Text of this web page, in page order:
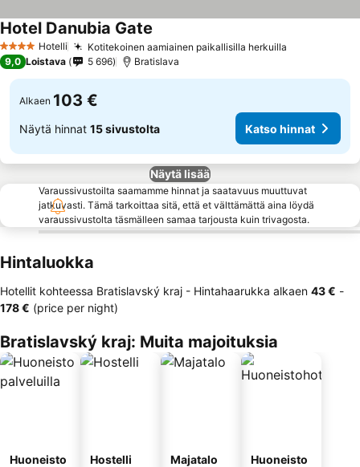
4 Tähtiluokitus
Hotelli Kotitekoinen aamiainen paikallisilla herkuilla
Hotel Danubia Gate
9,0 Loistava 5 696 Bratislava
Alkaen 103 €
Näytä hinnat 15 sivustolta Katso hinnat
Näytä lisää
Varaussivustoilta saamamme hinnat ja saatavuus muuttuvat
jatkuvasti. Tämä tarkoittaa sitä, että et välttämättä aina löydä
varaussivustolta täsmälleen samaa tarjousta kuin trivagosta.
Hintaluokka
Hotellit kohteessa Bratislavský kraj - Hintahaarukka alkaen ‎43 € -
‎178 € (price per night)
Bratislavský kraj: Muita majoituksia
Huoneisto
Hostelli Majatalo
Huoneisto